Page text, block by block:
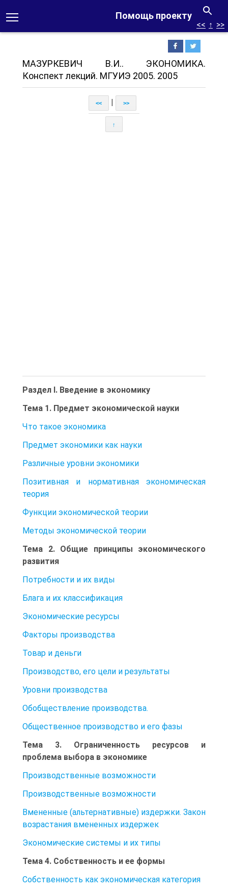
Помощь проекту
<< ↑ >>
МАЗУРКЕВИЧ В.И.. ЭКОНОМИКА.
Конспект лекций. МГУИЭ 2005. 2005
<< >>
↑
Раздел І. Введение в экономику
Тема 1. Предмет экономической науки
Что такое экономика
Предмет экономики как науки
Различные уровни экономики
Позитивная и нормативная экономическая
теория
Функции экономической теории
Методы экономической теории
Тема 2. Общие принципы экономического
развития
Потребности и их виды
Блага и их классификация
Экономические ресурсы
Факторы производства
Товар и деньги
Производство, его цели и результаты
Уровни производства
Обобществление производства.
Общественное производство и его фазы
Тема 3. Ограниченность ресурсов и
проблема выбора в экономике
Производственные возможности
Производственные возможности
Вмененные (альтернативные) издержки. Закон
возрастания вмененных издержек
Экономические системы и их типы
Тема 4. Собственность и ее формы
Собственность как экономическая категория